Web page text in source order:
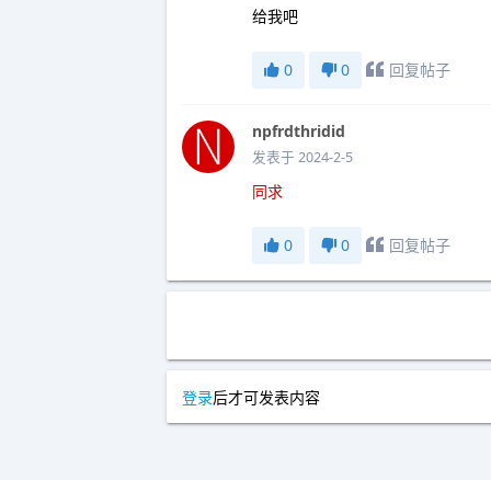
给我吧
0 0 回复帖子
npfrdthridid
发表于 2024-2-5
同求
0 0 回复帖子
登录后才可发表内容